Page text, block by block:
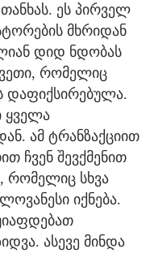
ეს პირველ
მხრიდან
დიდ ნდობას
რომელიც
დაფიქსირებულა.
ყველა
ამ ტრანზაქციით
ჩვენ შევქმენით
რომელიც სხვა
იქნება.
ასევე მინდა